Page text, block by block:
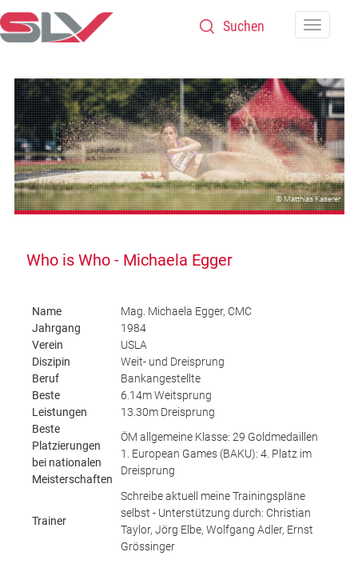
Zum Inhalt
© Matthias Kaserer
Who is Who - Michaela Egger
Name
Mag. Michaela Egger, CMC
Jahrgang
1984
Verein
USLA
Diszipin
Weit- und Dreisprung
Beruf
Bankangestellte
Beste
Leistungen
6.14m Weitsprung
13.30m Dreisprung
Beste
Platzierungen
bei nationalen
Meisterschaften
ÖM allgemeine Klasse: 29 Goldmedaillen
1. European Games (BAKU): 4. Platz im
Dreisprung
Trainer
Schreibe aktuell meine Trainingspläne
selbst - Unterstützung durch: Christian
Taylor, Jörg Elbe, Wolfgang Adler, Ernst
Grössinger